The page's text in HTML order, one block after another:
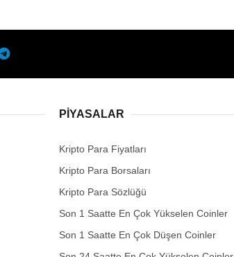
PIYASALAR
Kripto Para Fiyatları
Kripto Para Borsaları
Kripto Para Sözlüğü
Son 1 Saatte En Çok Yükselen Coinler
Son 1 Saatte En Çok Düşen Coinler